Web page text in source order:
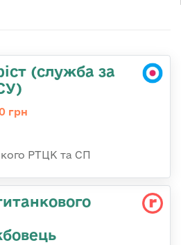
(служба за
грн
РТЦК та СП